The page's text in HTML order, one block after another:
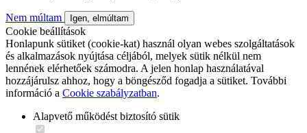
Nem múltam Igen, elmúltam
Cookie beállítások
Honlapunk sütiket (cookie-kat) használ olyan webes szolgáltatások
és alkalmazások nyújtása céljából, melyek sütik nélkül nem
lennének elérhetőek számodra. A jelen honlap használatával
hozzájárulsz ahhoz, hogy a böngésződ fogadja a sütiket. További
információ a Cookie szabályzatban.
Alapvető működést biztosító sütik